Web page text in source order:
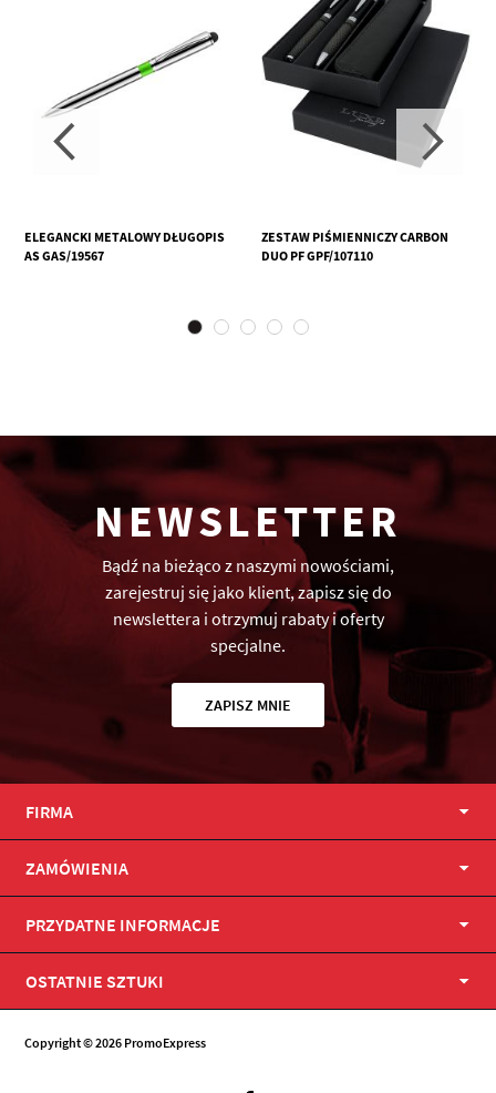
ELEGANCKI METALOWY DŁUGOPIS
AS GAS/19567
ZESTAW PIŚMIENNICZY CARBON
DUO PF GPF/107110
NEWSLETTER
Bądź na bieżąco z naszymi nowościami,
zarejestruj się jako klient, zapisz się do
newslettera i otrzymuj rabaty i oferty
specjalne.
ZAPISZ MNIE
FIRMA
ZAMÓWIENIA
PRZYDATNE INFORMACJE
OSTATNIE SZTUKI
Copyright © 2026 PromoExpress